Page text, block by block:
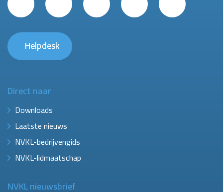
Helpdesk
Direct naar
Downloads
Laatste nieuws
NVKL-bedrijvengids
NVKL-lidmaatschap
NVKL nieuwsbrief